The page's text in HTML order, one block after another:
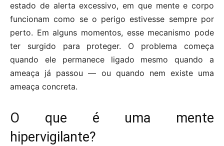
estado de alerta excessivo, em que mente e corpo
funcionam como se o perigo estivesse sempre por
perto. Em alguns momentos, esse mecanismo pode
ter surgido para proteger. O problema começa
quando ele permanece ligado mesmo quando a
ameaça já passou — ou quando nem existe uma
ameaça concreta.
O que é uma mente
hipervigilante?